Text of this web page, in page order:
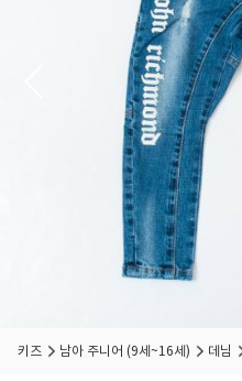
품절 임박
키즈 남아 주니어 (9세~16세) 데님